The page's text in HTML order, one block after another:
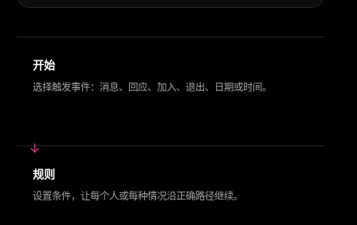
开始
选择触发事件：消息、回应、加入、退出、日期或时间。
规则
设置条件，让每个人或每种情况沿正确路径继续。